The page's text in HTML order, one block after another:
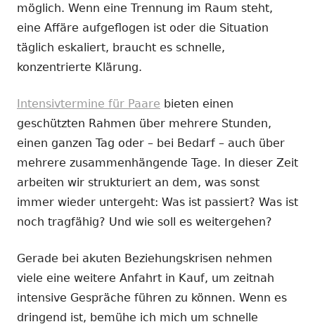
möglich. Wenn eine Trennung im Raum steht,
eine Affäre aufgeflogen ist oder die Situation
täglich eskaliert, braucht es schnelle,
konzentrierte Klärung.
Intensivtermine für Paare bieten einen
geschützten Rahmen über mehrere Stunden,
einen ganzen Tag oder – bei Bedarf – auch über
mehrere zusammenhängende Tage. In dieser Zeit
arbeiten wir strukturiert an dem, was sonst
immer wieder untergeht: Was ist passiert? Was ist
noch tragfähig? Und wie soll es weitergehen?
Gerade bei akuten Beziehungskrisen nehmen
viele eine weitere Anfahrt in Kauf, um zeitnah
intensive Gespräche führen zu können. Wenn es
dringend ist, bemühe ich mich um schnelle